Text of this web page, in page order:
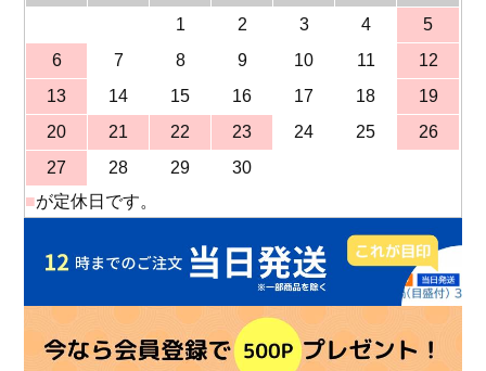
1
2 3 4
5
6
7 8 9 10 11
12
13
14 15 16 17 18
19
20
21 22 23 24 25
26
27
28 29
30
■が定休日です。